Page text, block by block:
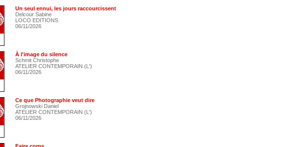
Un seul ennui, les jours raccourcissent
Delcour Sabine
LOCO EDITIONS
06/11/2026
À l'image du silence
Schmit Christophe
ATELIER CONTEMPORAIN (L')
06/11/2026
Ce que Photographie veut dire
Grojnowski Daniel
ATELIER CONTEMPORAIN (L')
06/11/2026